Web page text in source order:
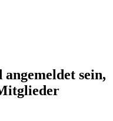
sein,